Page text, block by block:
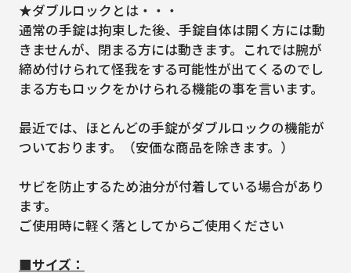
★ダブルロックとは・・・
通常の手錠は拘束した後、手錠自体は開く方には動
きませんが、閉まる方には動きます。これでは腕が
締め付けられて怪我をする可能性が出てくるのでし
まる方もロックをかけられる機能の事を言います。
最近では、ほとんどの手錠がダブルロックの機能が
ついております。（安価な商品を除きます。）
サビを防止するため油分が付着している場合があり
ます。
ご使用時に軽く落としてからご使用ください
■サイズ：